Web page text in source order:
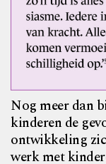
Nog meer dan
kinderen de
ontwikkeling
werk met